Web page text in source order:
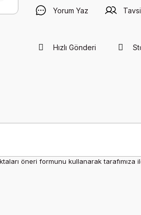
Yorum Yaz
Hızlı Gönderi
öneri formunu kullanarak tarafımıza